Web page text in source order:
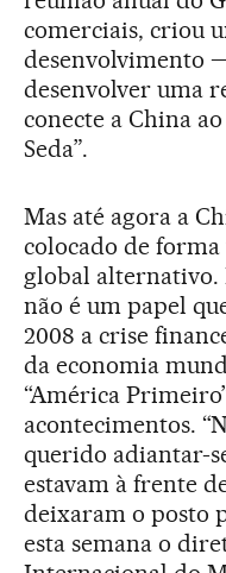
comerciais, criou
desenvolvimento
desenvolver uma
conecte a China
Seda”.
Mas até agora a
colocado de
global alternativo.
não é um papel
2008 a crise
da economia
“América
acontecimentos.
querido adiantar-
estavam à frente
deixaram o posto
esta semana o